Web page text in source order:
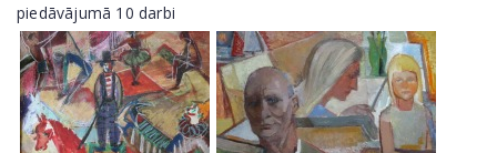
piedāvājumā 10 darbi